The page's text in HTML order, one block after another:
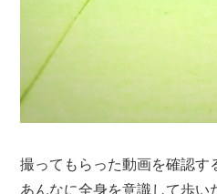
撮ってもらった動画を確認
あんなに全身を意識して歩い